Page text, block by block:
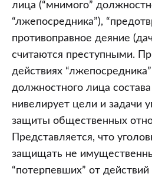
лица (“мнимого”
“лжепосредника”),
противоправное деяние
считаются преступными.
действиях
должностного лица
нивелирует цели и задачи
защиты общественных
Представляется, что
защищать не
“потерпевших” от